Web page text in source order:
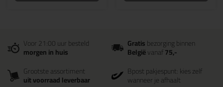
Voor 21:00 uur besteld
morgen in huis
Gratisbezorging binnen
Belgiëvanaf75,-
Grootste assortiment
uit voorraad leverbaar
Bpost pakjespunt: kies zelf
wanneer je afhaalt